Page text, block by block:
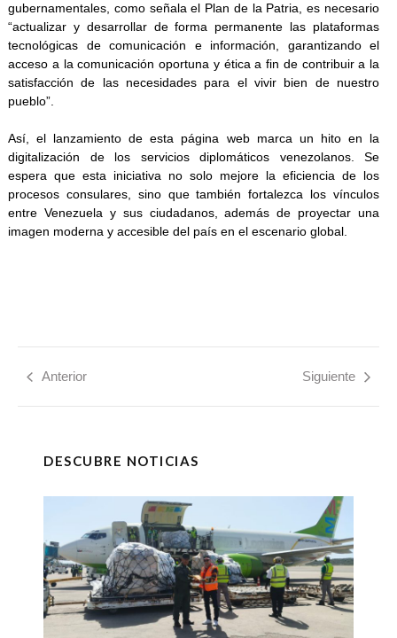
gubernamentales, como señala el Plan de la Patria, es necesario
“actualizar y desarrollar de forma permanente las plataformas
tecnológicas de comunicación e información, garantizando el
acceso a la comunicación oportuna y ética a fin de contribuir a la
satisfacción de las necesidades para el vivir bien de nuestro
pueblo”.
Así, el lanzamiento de esta página web marca un hito en la
digitalización de los servicios diplomáticos venezolanos. Se
espera que esta iniciativa no solo mejore la eficiencia de los
procesos consulares, sino que también fortalezca los vínculos
entre Venezuela y sus ciudadanos, además de proyectar una
imagen moderna y accesible del país en el escenario global.
Anterior Siguiente
DESCUBRE NOTICIAS